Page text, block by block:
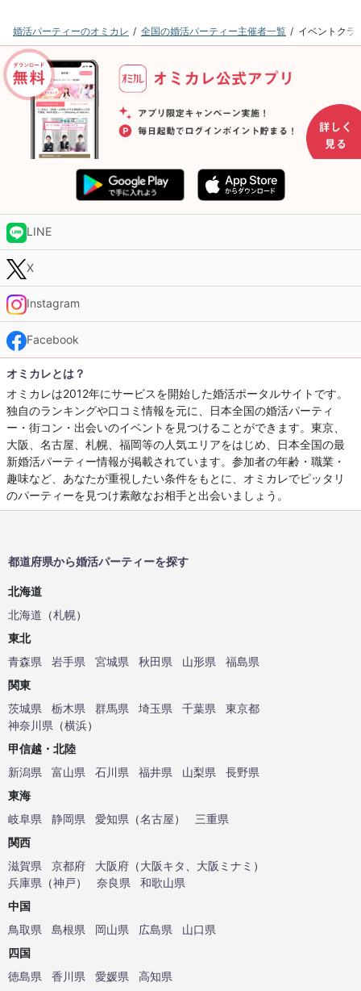
婚活パーティーのオミカレ 全国の婚活パーティー主催者一覧 イベントクラ
LINE
X
Instagram
Facebook
オミカレとは？
オミカレは2012年にサービスを開始した婚活ポータルサイトです。
独自のランキングや口コミ情報を元に、日本全国の婚活パーティ
ー・街コン・出会いのイベントを見つけることができます。東京、
大阪、名古屋、札幌、福岡等の人気エリアをはじめ、日本全国の最
新婚活パーティー情報が掲載されています。参加者の年齢・職業・
趣味など、あなたが重視したい条件をもとに、オミカレでピッタリ
のパーティーを見つけ素敵なお相手と出会いましょう。
都道府県から婚活パーティーを探す
北海道
北海道 （札幌）
東北
青森県
岩手県 宮城県 秋田県 山形県
福島県
関東
茨城県
栃木県 群馬県 埼玉県 千葉県
東京都
神奈川県 （横浜）
甲信越・北陸
新潟県
富山県 石川県 福井県 山梨県
長野県
東海
岐阜県
静岡県 愛知県 （名古屋）
三重県
関西
滋賀県
京都府 大阪府 （大阪キタ 大阪ミナミ ）
兵庫県 （神戸） 奈良県
和歌山県
中国
鳥取県
島根県 岡山県 広島県
山口県
四国
徳島県
香川県 愛媛県 高知県